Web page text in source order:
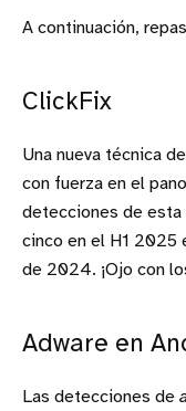
A continuación,
ClickFix
Una nueva técnica
con fuerza en el
detecciones de esta
cinco en el H1 2025
de 2024. ¡Ojo con
Adware en
Las detecciones de